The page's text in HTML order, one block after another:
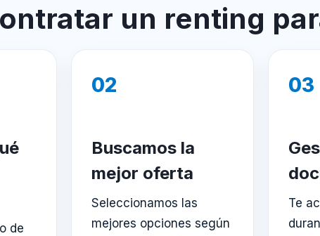
un renting
de
02
Buscamos la
mejor oferta
Seleccionamos las
mejores opciones según
03
Te